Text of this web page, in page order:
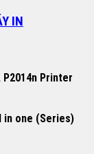
IN
P2014n Printer
in one (Series)